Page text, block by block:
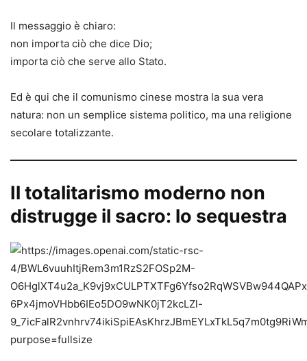
Il messaggio è chiaro:
non importa ciò che dice Dio;
importa ciò che serve allo Stato.
Ed è qui che il comunismo cinese mostra la sua vera
natura: non un semplice sistema politico, ma una religione
secolare totalizzante.
Il totalitarismo moderno non
distrugge il sacro: lo sequestra